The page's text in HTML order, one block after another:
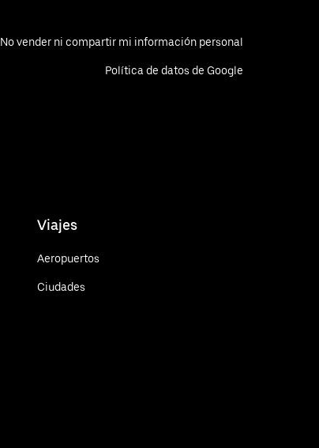
No vender ni compartir mi información personal
Política de datos de Google
Viajes
Aeropuertos
Ciudades